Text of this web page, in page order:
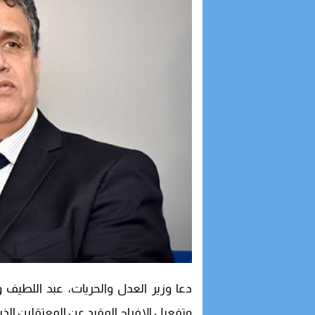
دعا وزير العدل والحريات، عبد
وتفعيل الإفراج المقيد عن المعتقلين